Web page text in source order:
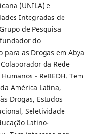
(UNILA) e
Integradas de
de Pesquisa
fundador do
para as Drogas em Abya
da Rede
- ReBEDH. Tem
América Latina,
Drogas, Estudos
Seletividade
Latino-